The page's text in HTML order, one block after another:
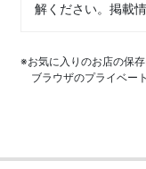
解ください。掲載
※お気に入りのお店の保
ブラウザのプライベー